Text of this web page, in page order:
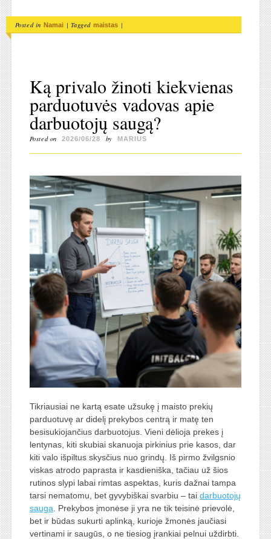
Posted in Namai | Tagged maistas |
Ką privalo žinoti kiekvienas
parduotuvės vadovas apie
darbuotojų saugą?
Posted on 2026/06/28 by MARIUS
Tikriausiai ne kartą esate užsukę į maisto prekių
parduotuvę ar didelį prekybos centrą ir matę ten
besisukiojančius darbuotojus. Vieni dėlioja prekes į
lentynas, kiti skubiai skanuoja pirkinius prie kasos, dar
kiti valo išpiltus skysčius nuo grindų. Iš pirmo žvilgsnio
viskas atrodo paprasta ir kasdieniška, tačiau už šios
rutinos slypi labai rimtas aspektas, kuris dažnai tampa
tarsi nematomu, bet gyvybiškai svarbiu – tai darbuotojų
sauga . Prekybos įmonėse ji yra ne tik teisinė prievolė,
bet ir būdas sukurti aplinką, kurioje žmonės jaučiasi
vertinami ir saugūs, o ne tiesiog įrankiai pelnui uždirbti.